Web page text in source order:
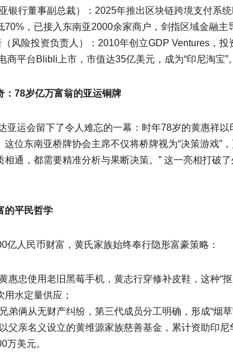
银行董事副总裁）：2025年推出区块链跨境支付系
70%，已接入东南亚2000余家商户，剑指区域金融主
（风险投资负责人）：2010年创立GDP Ventures，
商平台Blibli上市，市值达35亿美元，成为“印尼淘宝”。
：78岁亿万富翁的亚运铜牌
亚运会留下了令人难忘的一幕：时年78岁的黄惠祥
这位东南亚桥牌协会主席不仅将桥牌视为“决策游戏”
相通，都需要精准分析与果断决策。” 这一亮相打破
的平民哲学
亿人民币财富，黄氏家族始终奉行隐形富豪策略：
惠忠使用老旧黑莓手机，黄志行穿修补皮鞋，这种
用水定量供应；
弟俩从无财产纠纷，第三代成员分工明确，形成“烟
父亲名义设立的黄维源家族慈善基金，累计资助印
万美元。